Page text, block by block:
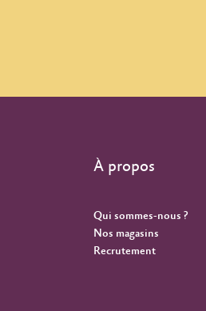
À propos
Qui sommes-nous ?
Nos magasins
Recrutement